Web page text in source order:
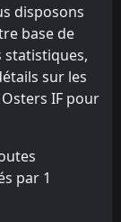
3
L
7
0
3
disposons
base de
sur les
IF pour
par 1